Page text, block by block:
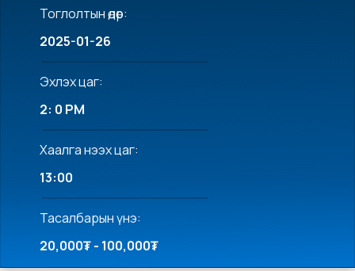
Тоглолтын өдөр:
2025-01-26
Эхлэх цаг:
2: 0 PM
Хаалга нээх цаг:
13:00
Тасалбарын үнэ:
20,000₮ - 100,000₮